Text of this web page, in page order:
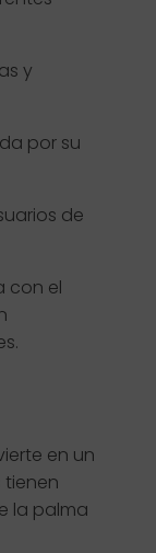
y
por su
de
con el
en un
la palma